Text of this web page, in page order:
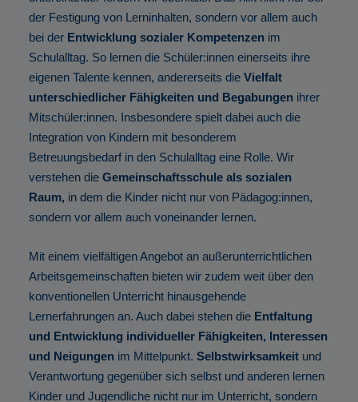
der Festigung von Lerninhalten, sondern vor allem auch
bei der Entwicklung sozialer Kompetenzen im
Schulalltag. So lernen die Schüler:innen einerseits ihre
eigenen Talente kennen, andererseits die Vielfalt
unterschiedlicher Fähigkeiten und Begabungen ihrer
Mitschüler:innen. Insbesondere spielt dabei auch die
Integration von Kindern mit besonderem
Betreuungsbedarf in den Schulalltag eine Rolle. Wir
verstehen die Gemeinschaftsschule als sozialen
Raum, in dem die Kinder nicht nur von Pädagog:innen,
sondern vor allem auch voneinander lernen.
Mit einem vielfältigen Angebot an außerunterrichtlichen
Arbeitsgemeinschaften bieten wir zudem weit über den
konventionellen Unterricht hinausgehende
Lernerfahrungen an. Auch dabei stehen die Entfaltung
und Entwicklung individueller Fähigkeiten, Interessen
und Neigungen im Mittelpunkt. Selbstwirksamkeit und
Verantwortung gegenüber sich selbst und anderen lernen
Kinder und Jugendliche nicht nur im Unterricht, sondern